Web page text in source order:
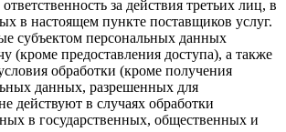
за действия третьих лиц, в
в настоящем пункте поставщиков услуг.
субъектом персональных данных
(кроме предоставления доступа), а также
обработки (кроме получения
данных, разрешенных для
действуют в случаях обработки
в государственных, общественных и